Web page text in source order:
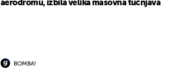
aerodromu, izbila velika masovna tučnjava
BOMBA!